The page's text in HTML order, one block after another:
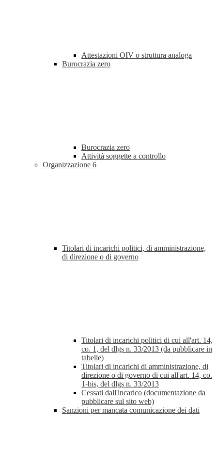
Attestazioni OIV o struttura analoga
Burocrazia zero
Burocrazia zero
Attività soggette a controllo
Organizzazione 6
Titolari di incarichi politici, di amministrazione,
di direzione o di governo
Titolari di incarichi politici di cui all'art. 14,
co. 1, del dlgs n. 33/2013 (da pubblicare in
tabelle)
Titolari di incarichi di amministrazione, di
direzione o di governo di cui all'art. 14, co.
1-bis, del dlgs n. 33/2013
Cessati dall'incarico (documentazione da
pubblicare sul sito web)
Sanzioni per mancata comunicazione dei dati